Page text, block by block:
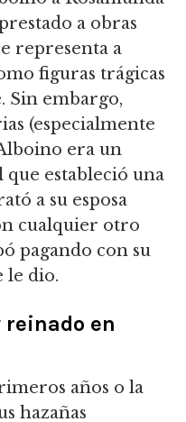
a obras
representa a
figuras trágicas
Sin embargo,
(especialmente
era un
que estableció una
a su esposa
cualquier otro
pagando con su
le dio.
en
años o la
hazañas